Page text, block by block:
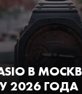
В
2026 ГОДА